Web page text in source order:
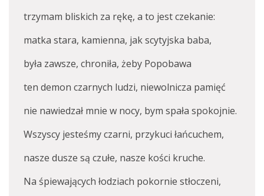
trzymam bliskich za rękę, a to jest czekanie:
matka stara, kamienna, jak scytyjska baba,
była zawsze, chroniła, żeby Popobawa
ten demon czarnych ludzi, niewolnicza pamięć
nie nawiedzał mnie w nocy, bym spała spokojnie.
Wszyscy jesteśmy czarni, przykuci łańcuchem,
nasze dusze są czułe, nasze kości kruche.
Na śpiewających łodziach pokornie stłoczeni,